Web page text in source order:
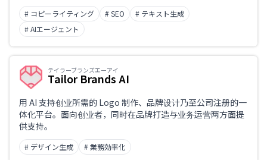
# コピーライティング # SEO
# テキスト生成
# AIエージェント
テイラーブランズエーアイ
Tailor Brands AI
用 AI 支持创业所需的 Logo 制作、品牌设计乃至公司注册的一
体化平台。面向创业者，同时在品牌打造与业务运营两方面提
供支持。
# デザイン生成 # 業務効率化